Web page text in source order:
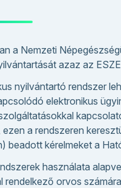
a Nemzeti
azaz az
nyilvántartó rendszer
elektronikus
ezen a rendszeren
beadott kérelmeket a
használata
rendelkező orvos